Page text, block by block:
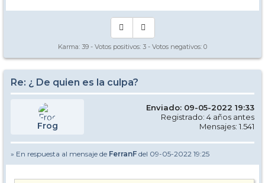
Karma: 39 - Votos positivos: 3 - Votos negativos: 0
Re: ¿ De quien es la culpa?
Frog
Enviado: 09-05-2022 19:33
Registrado: 4 años antes
Mensajes: 1.541
» En respuesta al mensaje de FerranF del 09-05-2022 19:25